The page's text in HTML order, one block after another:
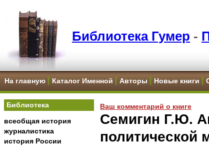
Библиотека Гумер -
На главную Каталог Именной Авторы Новые книги
Библиотека
всеобщая история
журналистика
история России
Ваш комментарий о книге
Семигин Г.Ю.
политической